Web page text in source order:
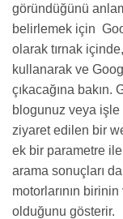
göründüğünü
belirlemek için
olarak tırnak
kullanarak ve
çıkacağına bakın.
blogunuz veya işle
ziyaret edilen bir
ek bir parametre ile
arama sonuçları
motorlarının
olduğunu gösterir.